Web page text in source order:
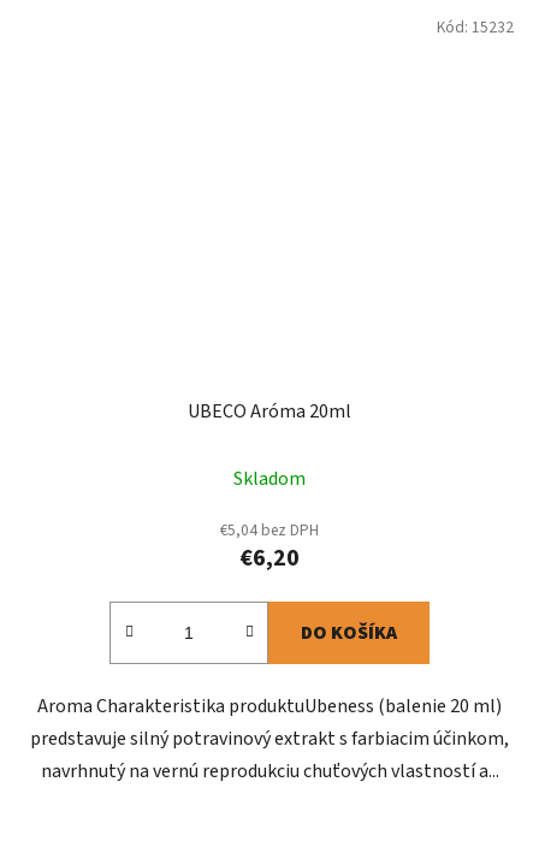
UBECO Aróma 20ml
Skladom
€5,04 bez DPH
€6,20
DO KOŠÍKA
Aroma Charakteristika produktu ​Ubeness (balenie 20 ml)
predstavuje silný potravinový extrakt s farbiacim účinkom,
navrhnutý na vernú reprodukciu chuťových vlastností a...
Kód: 15232